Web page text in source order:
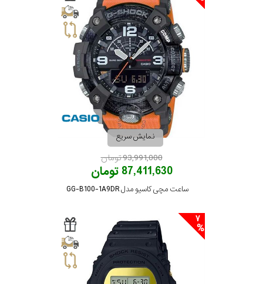
نمایش سریع
93,991,000 تومان
87,411,630 تومان
ساعت مچی کاسیو مدل GG-B100-1A9DR